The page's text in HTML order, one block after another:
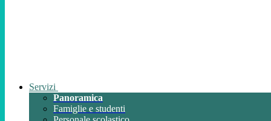
Servizi
Panoramica
Famiglie e studenti